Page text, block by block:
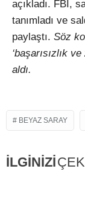
açıkladı. FBI,
tanımladı ve
paylaştı. Söz
‘başarısızlık
aldı.
BEYAZ SARAY
İLGİNİZİ